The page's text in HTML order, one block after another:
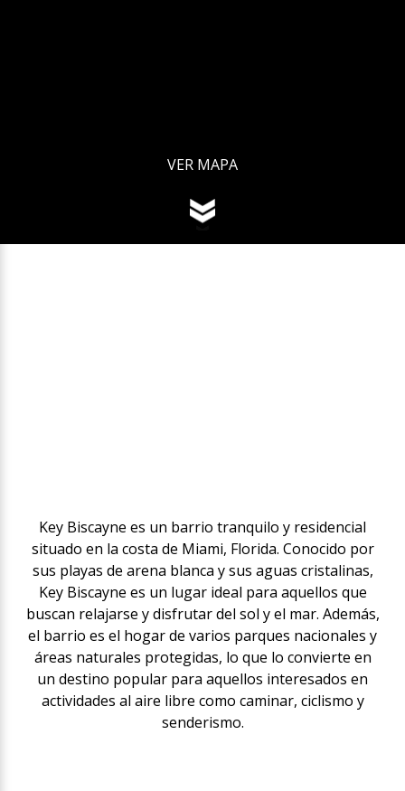
VER MAPA
Key Biscayne es un barrio tranquilo y residencial
situado en la costa de Miami, Florida. Conocido por
sus playas de arena blanca y sus aguas cristalinas,
Key Biscayne es un lugar ideal para aquellos que
buscan relajarse y disfrutar del sol y el mar. Además,
el barrio es el hogar de varios parques nacionales y
áreas naturales protegidas, lo que lo convierte en
un destino popular para aquellos interesados en
actividades al aire libre como caminar, ciclismo y
senderismo.